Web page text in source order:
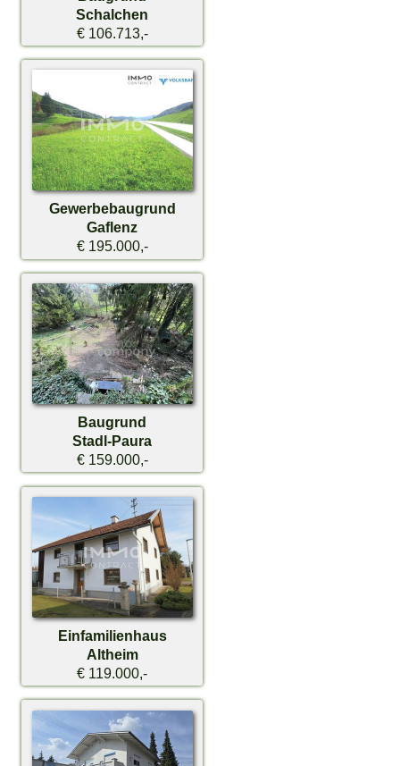
Schalchen
€ 106.713,-
Gewerbebaugrund
Gaflenz
€ 195.000,-
Baugrund
Stadl-Paura
€ 159.000,-
Einfamilienhaus
Altheim
€ 119.000,-